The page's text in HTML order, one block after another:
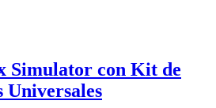
Simulator con Kit de
Universales